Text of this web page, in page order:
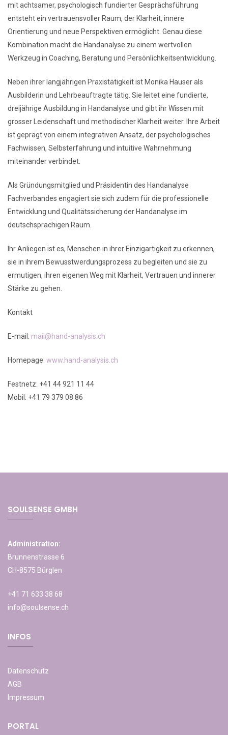
mit achtsamer, psychologisch fundierter Gesprächsführung
entsteht ein vertrauensvoller Raum, der Klarheit, innere
Orientierung und neue Perspektiven ermöglicht. Genau diese
Kombination macht die Handanalyse zu einem wertvollen
Werkzeug in Coaching, Beratung und Persönlichkeitsentwicklung.
Neben ihrer langjährigen Praxistätigkeit ist Monika Hauser als
Ausbilderin und Lehrbeauftragte tätig. Sie leitet eine fundierte,
dreijährige Ausbildung in Handanalyse und gibt ihr Wissen mit
grosser Leidenschaft und methodischer Klarheit weiter. Ihre Arbeit
ist geprägt von einem integrativen Ansatz, der psychologisches
Fachwissen, Selbsterfahrung und intuitive Wahrnehmung
miteinander verbindet.
Als Gründungsmitglied und Präsidentin des Handanalyse
Fachverbandes engagiert sie sich zudem für die professionelle
Entwicklung und Qualitätssicherung der Handanalyse im
deutschsprachigen Raum.
Ihr Anliegen ist es, Menschen in ihrer Einzigartigkeit zu erkennen,
sie in ihrem Bewusstwerdungsprozess zu begleiten und sie zu
ermutigen, ihren eigenen Weg mit Klarheit, Vertrauen und innerer
Stärke zu gehen.
Kontakt
E-mail: mail@hand-analysis.ch
Homepage: www.hand-analysis.ch
Festnetz: +41 44 921 11 44
Mobil: +41 79 379 08 86
SOULSENSE GMBH
Administration:
Brunnenstrasse 6
CH-8575 Bürglen
+41 71 633 38 68
info@soulsense.ch
INFOS
Datenschutz
AGB
Impressum
PORTAL